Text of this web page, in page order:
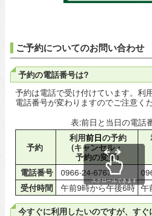
ご予約についてのお問い合わせ
予約の電話番号は?
予約は電話で受け付けています。利
電話番号が変わりますのでご注意くだ
表:前日と当日の電話
予約
利用前日の予約
(キャンセル・
予約の変更)
電話番号
0966-24-6767
受付時間
午前9時から午後6時 午
スクロールできます
今すぐに利用したいのですが、す